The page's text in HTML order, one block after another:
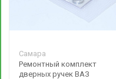
Самара
Ремонтный комплект
дверных ручек ВАЗ